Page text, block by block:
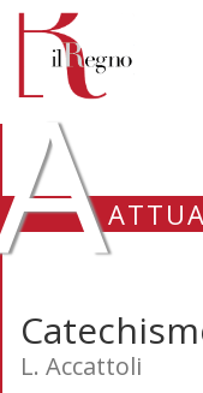
L. Accattoli